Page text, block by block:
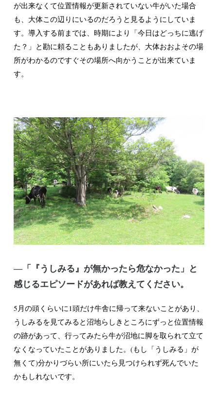
が出来なくて位置情報が更新されていない牛がいた場合
も、大体この辺りにいるのだろうと見るようにしていま
す。導入する前までは、時期により「今日はどっちに逃げ
た？」と勘に頼ることもありましたが、大体おおよその場
所がわかるのですぐその場所へ向かうことが出来ていま
す。
―「『うしみる』が無かったら危なかった」と
感じるエピソードがあれば教えてください。
5月の頭くらいに1頭だけ牛舎に帰って来ないことがあり、
うしみるを見てみると沼地らしきところにずっと位置情報
の跡があって、行ってみたら牛が沼地に脚を取られて立て
なくなっていたことがありました。(もし「うしみる」が
無くて)分かりづらい所にいたら見つけられず死んでいた
かもしれないです。